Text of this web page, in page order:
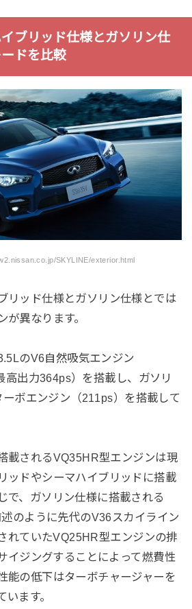
ブリッド仕様とガソリン仕
ドを比較
SKYLINE/exterior.html
リッド仕様とガソリン仕様とでは
が異なります。
のV6自然吸気エンジン
高出力364ps）を搭載し、ガソリ
ボエンジン（211ps）を搭載して
載されるVQ35HR型エンジンは現
ッドやシーマハイブリッドに搭載
で、ガソリン仕様に搭載される
のように先代のV36スカイライン
れていたVQ25HR型エンジンの排
イジングすることによって燃費性
能の低下はターボチャージャーを
ます。